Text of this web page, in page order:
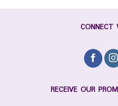
CONNECT
RECEIVE OUR